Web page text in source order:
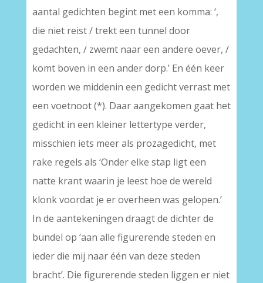
aantal gedichten begint met een komma: ‘,
die niet reist / trekt een tunnel door
gedachten, / zwemt naar een andere oever, /
komt boven in een ander dorp.’ En één keer
worden we middenin een gedicht verrast met
een voetnoot (*). Daar aangekomen gaat het
gedicht in een kleiner lettertype verder,
misschien iets meer als prozagedicht, met
rake regels als ‘Onder elke stap ligt een
natte krant waarin je leest hoe de wereld
klonk voordat je er overheen was gelopen.’
In de aantekeningen draagt de dichter de
bundel op ‘aan alle figurerende steden en
ieder die mij naar één van deze steden
bracht’. Die figurerende steden liggen er niet